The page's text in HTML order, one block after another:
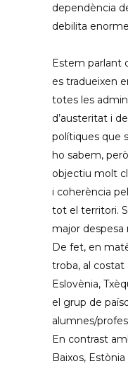
dependència
debilita
Estem parlant
es tradueixen
totes les
d’austeritat i
polítiques que
ho sabem,
objectiu molt
i coherència
tot el territori.
major despesa
De fet, en
troba, al costat
Eslovènia,
el grup de
alumnes/
En contrast
Baixos,